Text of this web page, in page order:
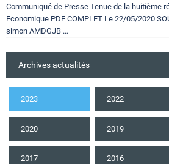
Communiqué de Presse Tenue de la huitième
Economique PDF COMPLET Le 22/05/2020
simon AMDGJB ...
Archives actualités
2023 2022
2020 2019
2017 2016